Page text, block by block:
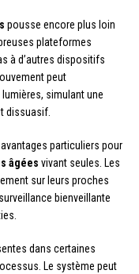
pousse encore plus loin
plateformes
à d’autres dispositifs
peut
simulant une
dissuasif.
particuliers pour
âgées vivant seules. Les
sur leurs proches
bienveillante
dans certaines
Le système peut